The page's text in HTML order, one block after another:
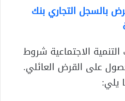
بالسجل التجاري بنك
الاجتماعية شروط
على القرض العائلي.
يلي: